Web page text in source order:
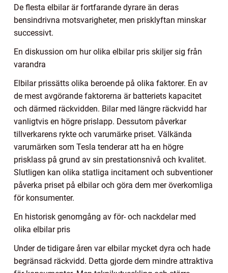
De flesta elbilar är fortfarande dyrare än deras
bensindrivna motsvarigheter, men prisklyftan minskar
successivt.
En diskussion om hur olika elbilar pris skiljer sig från
varandra
Elbilar prissätts olika beroende på olika faktorer. En av
de mest avgörande faktorerna är batteriets kapacitet
och därmed räckvidden. Bilar med längre räckvidd har
vanligtvis en högre prislapp. Dessutom påverkar
tillverkarens rykte och varumärke priset. Välkända
varumärken som Tesla tenderar att ha en högre
prisklass på grund av sin prestationsnivå och kvalitet.
Slutligen kan olika statliga incitament och subventioner
påverka priset på elbilar och göra dem mer överkomliga
för konsumenter.
En historisk genomgång av för- och nackdelar med
olika elbilar pris
Under de tidigare åren var elbilar mycket dyra och hade
begränsad räckvidd. Detta gjorde dem mindre attraktiva